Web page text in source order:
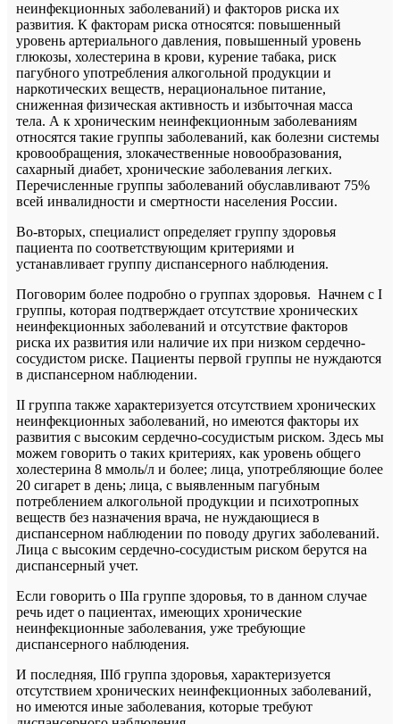
неинфекционных заболеваний) и факторов риска их
развития. К факторам риска относятся: повышенный
уровень артериального давления, повышенный уровень
глюкозы, холестерина в крови, курение табака, риск
пагубного употребления алкогольной продукции и
наркотических веществ, нерациональное питание,
сниженная физическая активность и избыточная масса
тела. А к хроническим неинфекционным заболеваниям
относятся такие группы заболеваний, как болезни системы
кровообращения, злокачественные новообразования,
сахарный диабет, хронические заболевания легких.
Перечисленные группы заболеваний обуславливают 75%
всей инвалидности и смертности населения России.
Во-вторых, специалист определяет группу здоровья
пациента по соответствующим критериями и
устанавливает группу диспансерного наблюдения.
Поговорим более подробно о группах здоровья. Начнем с I
группы, которая подтверждает отсутствие хронических
неинфекционных заболеваний и отсутствие факторов
риска их развития или наличие их при низком сердечно-
сосудистом риске. Пациенты первой группы не нуждаются
в диспансерном наблюдении.
II группа также характеризуется отсутствием хронических
неинфекционных заболеваний, но имеются факторы их
развития с высоким сердечно-сосудистым риском. Здесь мы
можем говорить о таких критериях, как уровень общего
холестерина 8 ммоль/л и более; лица, употребляющие более
20 сигарет в день; лица, с выявленным пагубным
потреблением алкогольной продукции и психотропных
веществ без назначения врача, не нуждающиеся в
диспансерном наблюдении по поводу других заболеваний.
Лица с высоким сердечно-сосудистым риском берутся на
диспансерный учет.
Если говорить о IIIа группе здоровья, то в данном случае
речь идет о пациентах, имеющих хронические
неинфекционные заболевания, уже требующие
диспансерного наблюдения.
И последняя, IIIб группа здоровья, характеризуется
отсутствием хронических неинфекционных заболеваний,
но имеются иные заболевания, которые требуют